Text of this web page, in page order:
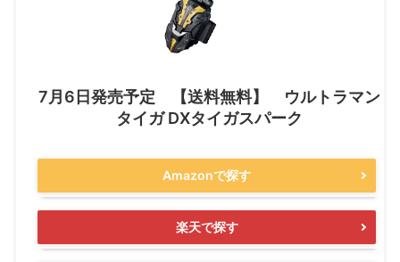
7月6日発売予定 【送料無料】 ウルトラマン
タイガ DXタイガスパーク
Amazonで探す
楽天で探す